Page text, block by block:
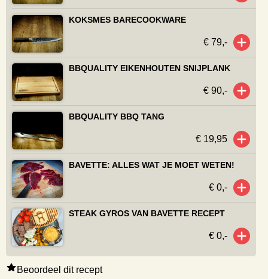
Beoordeel dit recept
KOKSMES BARECOOKWARE
€ 79,-
BBQUALITY EIKENHOUTEN SNIJPLANK
€ 90,-
BBQUALITY BBQ TANG
€ 19,95
BAVETTE: ALLES WAT JE MOET WETEN!
€ 0,-
STEAK GYROS VAN BAVETTE RECEPT
€ 0,-